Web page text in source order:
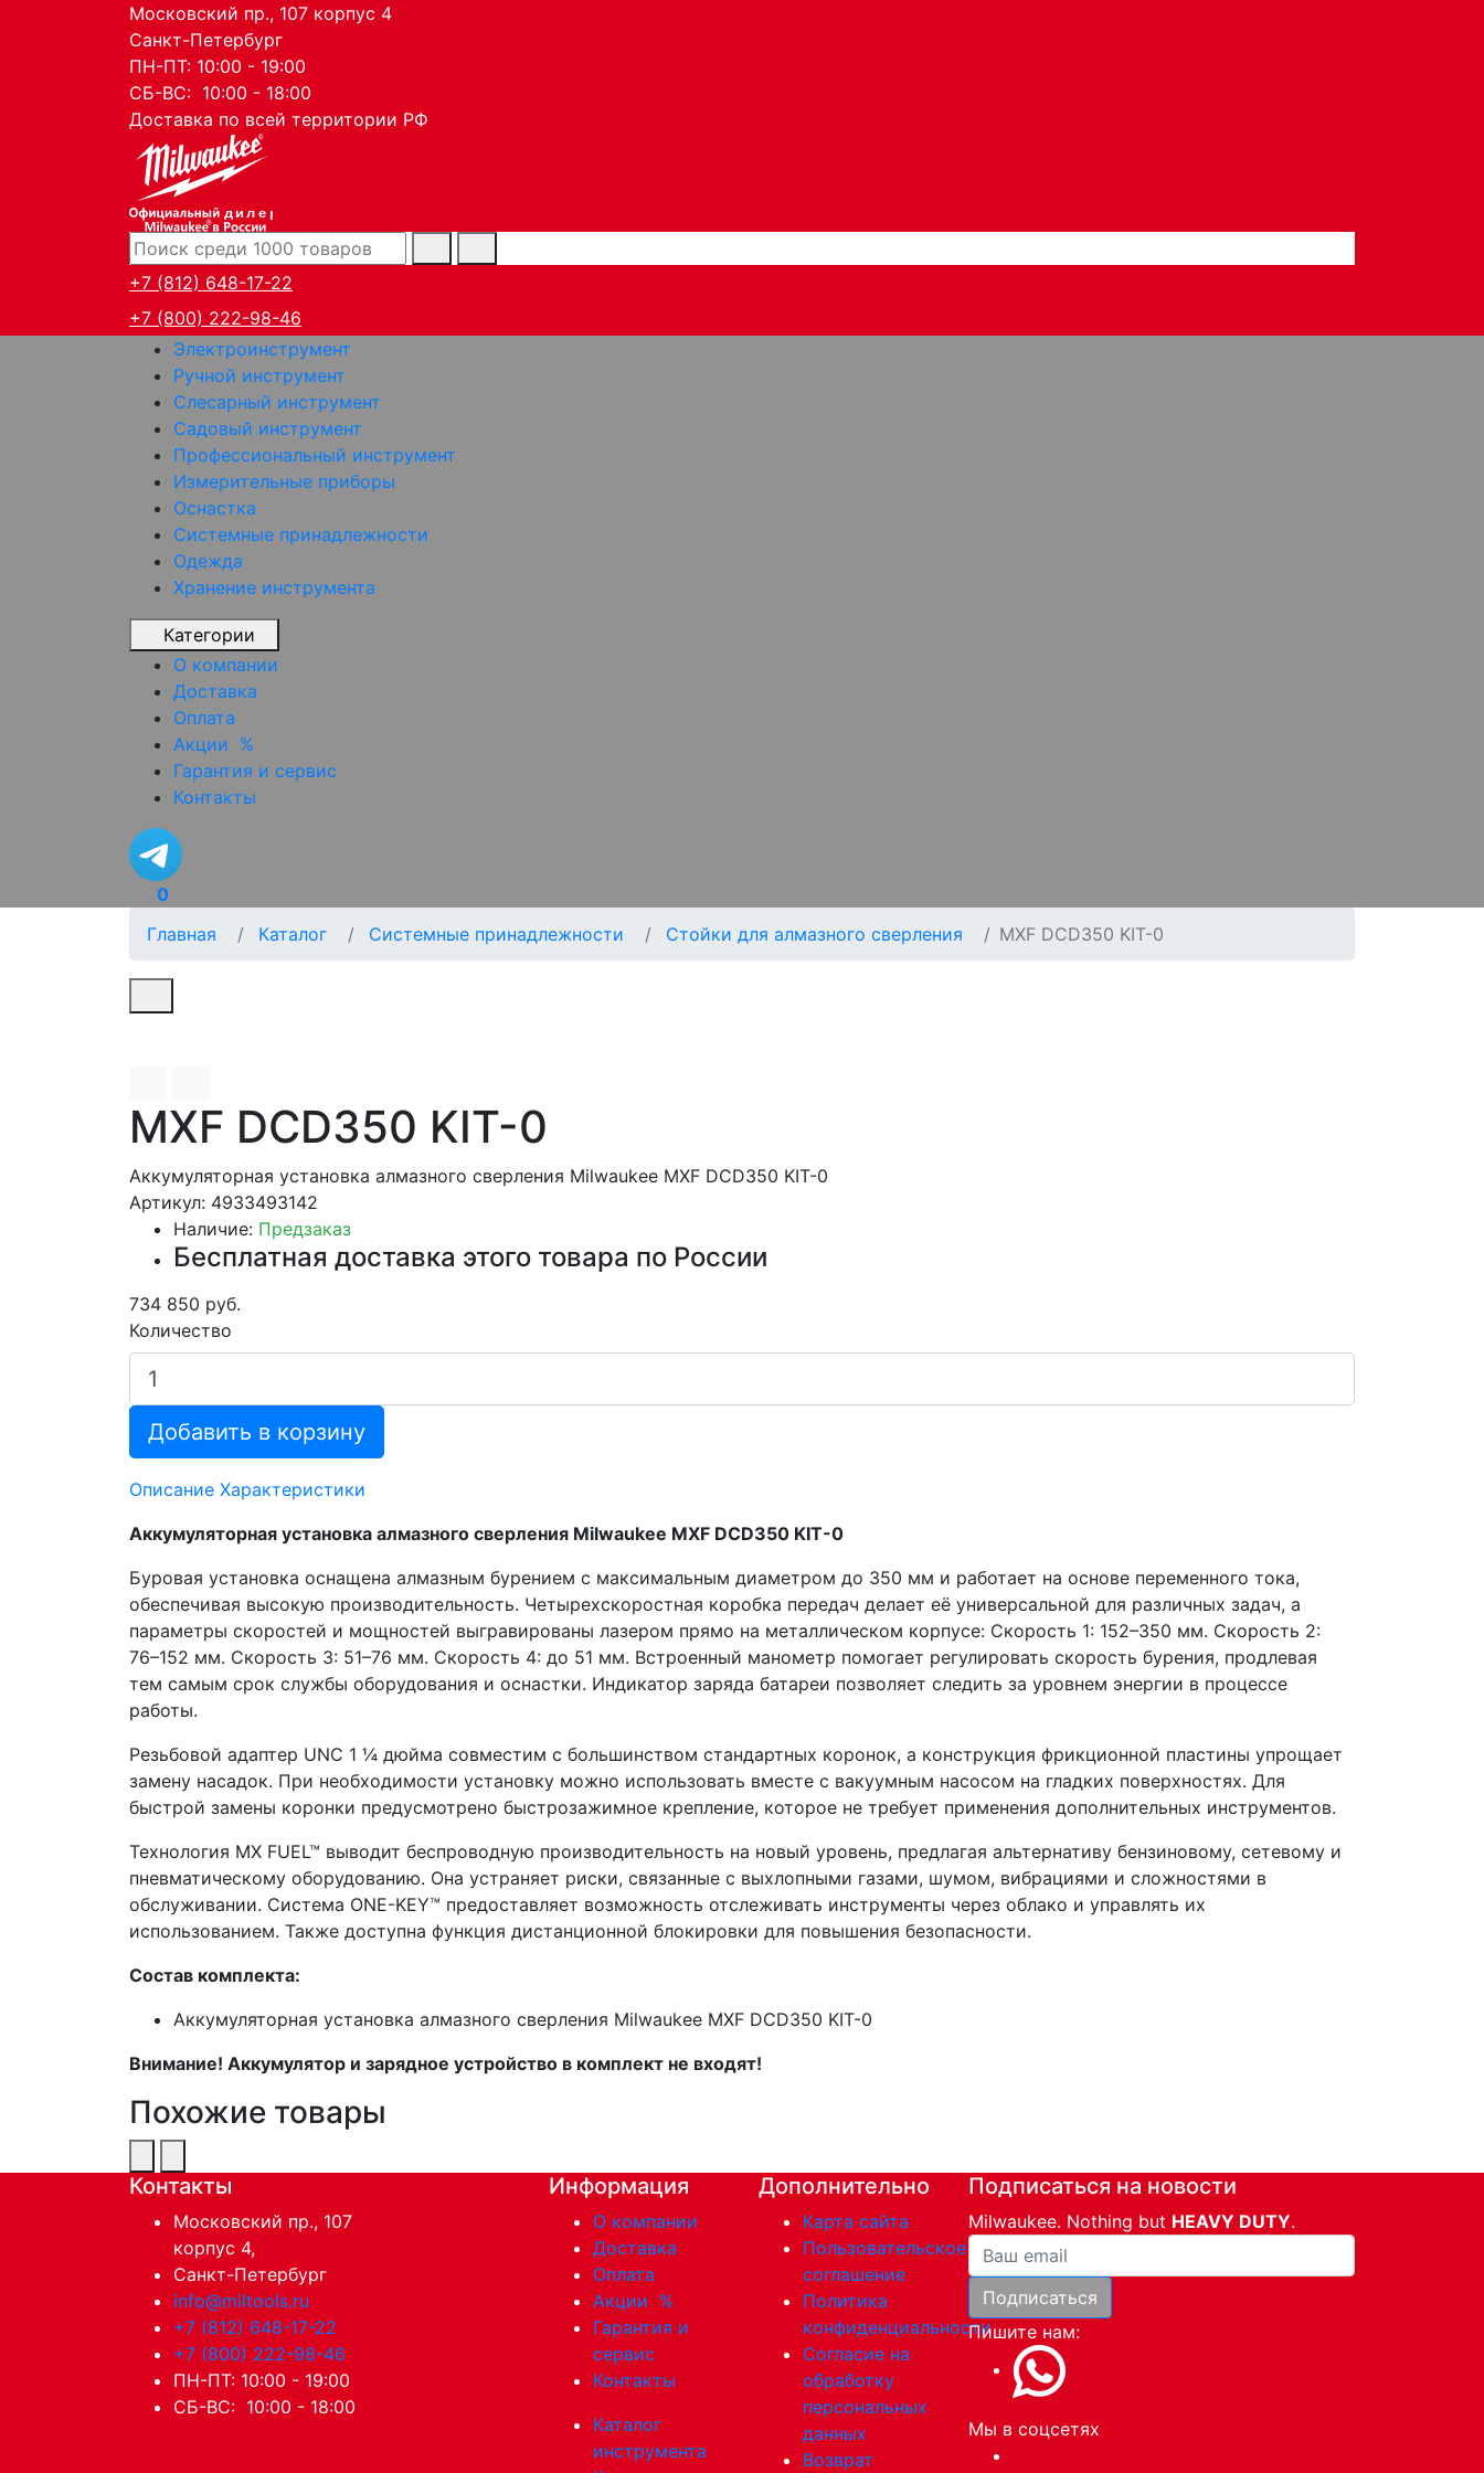
Московский пр., 107 корпус 4
Санкт-Петербург
ПН-ПТ: 10:00 - 19:00
СБ-ВС: 10:00 - 18:00
Доставка по всей территории РФ
дилер
+7 (812) 648-17-22
+7 (800) 222-98-46
Электроинструмент
Ручной инструмент
Слесарный инструмент
Садовый инструмент
Профессиональный инструмент
Измерительные приборы
Оснастка
Системные принадлежности
Одежда
Хранение инструмента
Категории
О компании
Доставка
Оплата
Акции %
Гарантия и сервис
Контакты
0
Главная
Каталог Системные принадлежности Стойки для алмазного сверления MXF DCD350 KIT-0
MXF DCD350 KIT-0
Аккумуляторная установка алмазного сверления Milwaukee MXF DCD350 KIT-0
Артикул: 4933493142
Наличие: Предзаказ
Бесплатная доставка этого товара по России
734 850 руб.
Количество
Добавить в корзину
Описание Характеристики
Аккумуляторная установка алмазного сверления Milwaukee MXF DCD350 KIT-0
Буровая установка оснащена алмазным бурением с максимальным диаметром до 350 мм и работает на основе переменного тока,
обеспечивая высокую производительность. Четырехскоростная коробка передач делает её универсальной для различных задач, а
параметры скоростей и мощностей выгравированы лазером прямо на металлическом корпусе: Скорость 1: 152–350 мм. Скорость 2:
76–152 мм. Скорость 3: 51–76 мм. Скорость 4: до 51 мм. Встроенный манометр помогает регулировать скорость бурения, продлевая
тем самым срок службы оборудования и оснастки. Индикатор заряда батареи позволяет следить за уровнем энергии в процессе
работы.
Резьбовой адаптер UNC 1 ¼ дюйма совместим с большинством стандартных коронок, а конструкция фрикционной пластины упрощает
замену насадок. При необходимости установку можно использовать вместе с вакуумным насосом на гладких поверхностях. Для
быстрой замены коронки предусмотрено быстрозажимное крепление, которое не требует применения дополнительных инструментов.
Технология MX FUEL™ выводит беспроводную производительность на новый уровень, предлагая альтернативу бензиновому, сетевому и
пневматическому оборудованию. Она устраняет риски, связанные с выхлопными газами, шумом, вибрациями и сложностями в
обслуживании. Система ONE-KEY™ предоставляет возможность отслеживать инструменты через облако и управлять их
использованием. Также доступна функция дистанционной блокировки для повышения безопасности.
Состав комплекта:
Аккумуляторная установка алмазного сверления Milwaukee MXF DCD350 KIT-0
Внимание! Аккумулятор и зарядное устройство в комплект не входят!
Похожие товары
Контакты
Московский пр., 107
корпус 4,
Санкт-Петербург
info@miltools.ru
+7 (812) 648-17-22
+7 (800) 222-98-46
ПН-ПТ: 10:00 - 19:00
СБ-ВС: 10:00 - 18:00
Информация
О компании
Доставка
Оплата
Акции %
Гарантия и
сервис
Контакты
Каталог
инструмента
Дополнительно
Карта сайта
Пользовательское
соглашение
Политика
конфиденциальности
Согласие на
обработку
персональных
данных
Возврат
Подписаться на новости
Milwaukee. Nothing but HEAVY DUTY.
Ваша почта
Подписаться
Пишите нам:
Мы в соцсетях